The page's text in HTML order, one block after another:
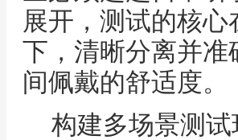
展开，测试的核
下，清晰分离并
间佩戴的舒适度。
构建多场景测试